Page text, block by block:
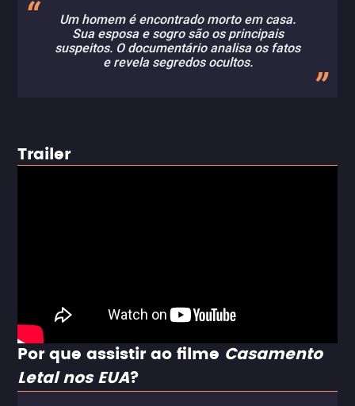
Um homem é encontrado morto em casa.
Sua esposa e sogro são os principais
suspeitos. O documentário analisa os fatos
e revela segredos ocultos.
Trailer
Por que assistir ao filme Casamento
Letal nos EUA?